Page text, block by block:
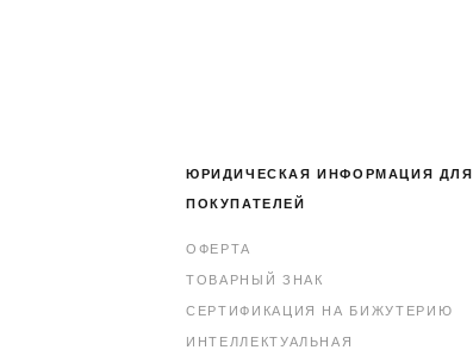
ЮРИДИЧЕСКАЯ ИНФОРМАЦИЯ ДЛЯ
ПОКУПАТЕЛЕЙ
ОФЕРТА
ТОВАРНЫЙ ЗНАК
СЕРТИФИКАЦИЯ НА БИЖУТЕРИЮ
ИНТЕЛЛЕКТУАЛЬНАЯ